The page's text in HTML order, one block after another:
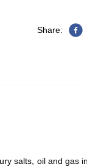
Share:
salts, oil and gas